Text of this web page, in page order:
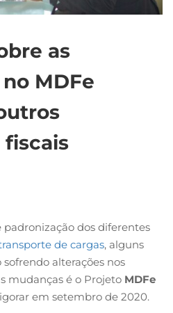
as
MDFe
padronização dos diferentes
de cargas, alguns
alterações nos
mudanças é o Projeto MDFe
em setembro de 2020.